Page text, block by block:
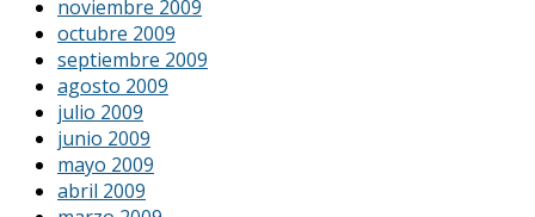
noviembre 2009
octubre 2009
septiembre 2009
agosto 2009
julio 2009
junio 2009
mayo 2009
abril 2009